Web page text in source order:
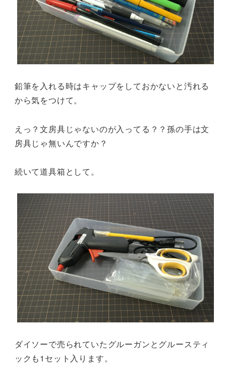
鉛筆を入れる時はキャップをしておかないと汚れる
から気をつけて。
えっ？文房具じゃないのが入ってる？？孫の手は文
房具じゃ無いんですか？
続いて道具箱として。
ダイソーで売られていたグルーガンとグルースティ
ックも1セット入ります。